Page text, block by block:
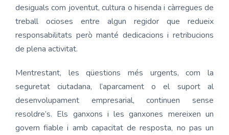
desiguals com joventut, cultura o hisenda i càrregues de
treball ocioses entre algun regidor que redueix
responsabilitats però manté dedicacions i retribucions
de plena activitat.
Mentrestant, les qüestions més urgents, com la
seguretat ciutadana, l’aparcament o el suport al
desenvolupament empresarial, continuen sense
resoldre’s. Els ganxons i les ganxones mereixen un
govern fiable i amb capacitat de resposta, no pas un